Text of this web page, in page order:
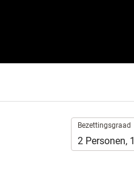
Bezettingsgraad
Bezettingsgraad
2 Personen, 1